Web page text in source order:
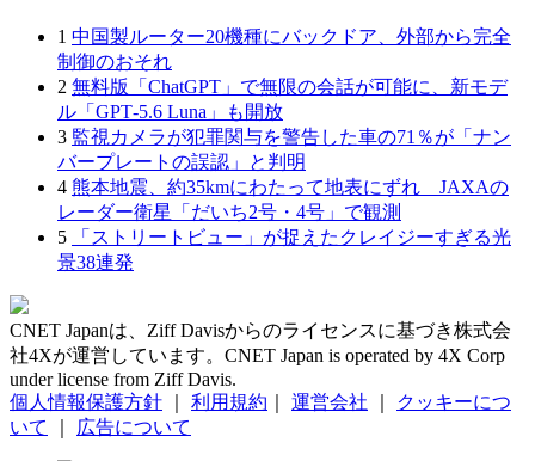
1 中国製ルーター20機種にバックドア、外部から完全
制御のおそれ
2 無料版「ChatGPT」で無限の会話が可能に、新モデ
ル「GPT‑5.6 Luna」も開放
3 監視カメラが犯罪関与を警告した車の71％が「ナン
バープレートの誤認」と判明
4 熊本地震、約35kmにわたって地表にずれ JAXAの
レーダー衛星「だいち2号・4号」で観測
5
「ストリートビュー」が捉えたクレイジーすぎる光
景38連発
CNET Japanは、Ziff Davisからのライセンスに基づき株式会
社4Xが運営しています。CNET Japan is operated by 4X Corp
under license from Ziff Davis.
個人情報保護方針
利用規約 運営会社
クッキーにつ
いて
広告について